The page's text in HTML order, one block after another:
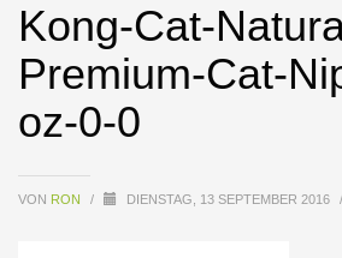
Kong-Cat-
Premium-Cat-
oz-0-0
VON RON / DIENSTAG, 13 SEPTEMBER 2016 /